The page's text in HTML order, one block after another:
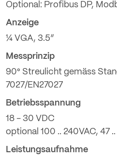
Optional: Profibus DP,
Anzeige
¼ VGA, 3.5“
Messprinzip
90° Streulicht gemäss
7027/EN27027
Betriebsspannung
18 - 30 VDC
optional 100 .. 240VAC, 47
Leistungsaufnahme